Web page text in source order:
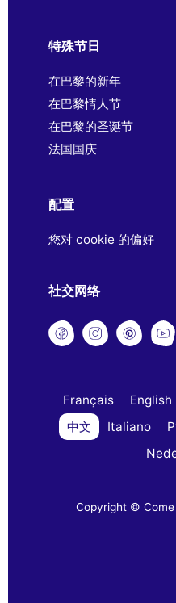
特殊节日
在巴黎的新年
在巴黎情人节
在巴黎的圣诞节
法国国庆
配置
您对 cookie 的偏好
社交网络
Français English
中文
Italiano
Copyright ©